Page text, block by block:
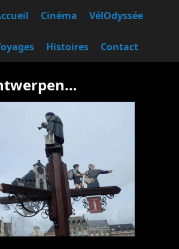
Cinéma VélOdyssée
Histoires Contact